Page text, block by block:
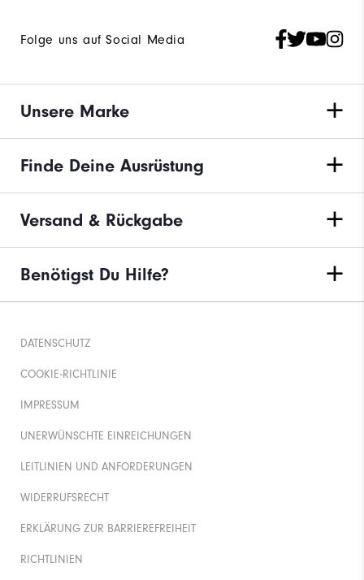
Folge uns auf Social Media
Unsere Marke
Finde Deine Ausrüstung
Versand & Rückgabe
Benötigst Du Hilfe?
DATENSCHUTZ
COOKIE-RICHTLINIE
IMPRESSUM
UNERWÜNSCHTE EINREICHUNGEN
LEITLINIEN UND ANFORDERUNGEN
WIDERRUFSRECHT
ERKLÄRUNG ZUR BARRIEREFREIHEIT
RICHTLINIEN